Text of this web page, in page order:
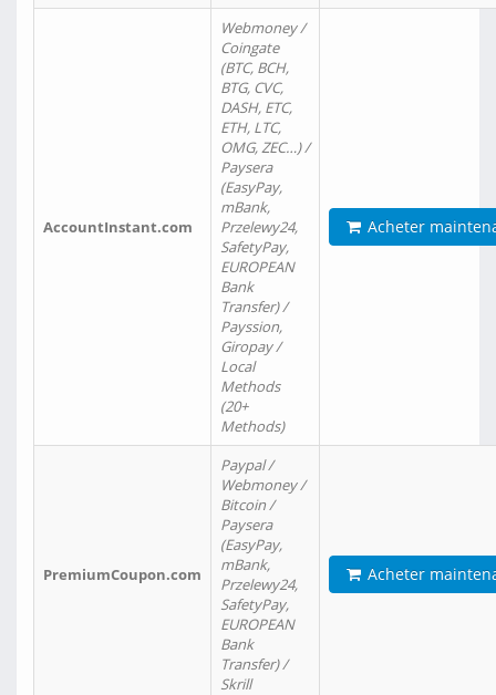
AccountInstant.com
Webmoney /
Coingate
(BTC, BCH,
BTG, CVC,
DASH, ETC,
ETH, LTC,
OMG, ZEC…) /
Paysera
(EasyPay,
mBank,
Przelewy24,
SafetyPay,
EUROPEAN
Bank
Transfer) /
Payssion,
Giropay /
Local
Methods
(20+
Methods)
Acheter
PremiumCoupon.com
Paypal /
Webmoney /
Bitcoin /
Paysera
(EasyPay,
mBank,
Przelewy24,
SafetyPay,
EUROPEAN
Bank
Transfer) /
Skrill
Acheter